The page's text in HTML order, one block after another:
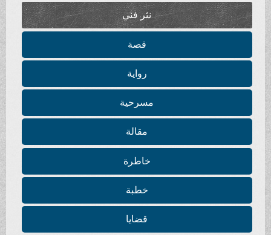
نثر فني
قصة
رواية
مسرحية
مقالة
خاطرة
خطبة
قضايا